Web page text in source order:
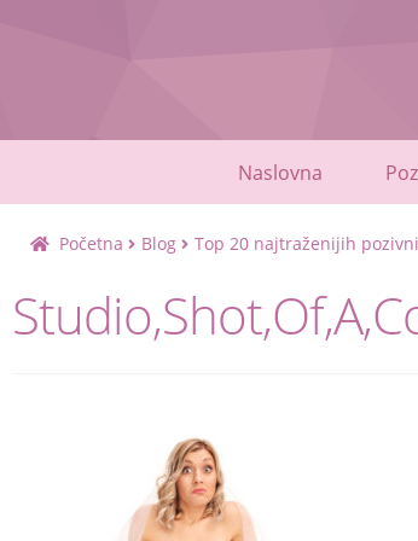
Naslovna
Početna Blog Top 20 najtraženijih